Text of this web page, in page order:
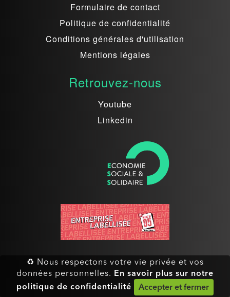
Formulaire de contact
Politique de confidentialité
Conditions générales d'utilisation
Mentions légales
Retrouvez-nous
Youtube
Linkedin
♻ Nous respectons votre vie privée et vos
données personnelles. En savoir plus sur notre
politique de confidentialité
Accepter et fermer